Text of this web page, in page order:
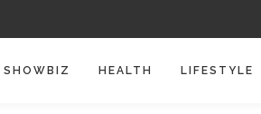
SHOWBIZ HEALTH LIFESTYLE